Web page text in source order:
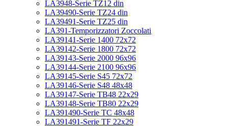
LA3948-Serie TZ12 din
LA39490-Serie TZ24 din
LA39491-Serie TZ25 din
LA391-Temporizzatori Zoccolati
LA39141-Serie 1400 72x72
LA39142-Serie 1800 72x72
LA39143-Serie 2000 96x96
LA39144-Serie 2100 96x96
LA39145-Serie S45 72x72
LA39146-Serie S48 48x48
LA39147-Serie TB48 22x29
LA39148-Serie TB80 22x29
LA391490-Serie TC 48x48
LA391491-Serie TF 22x29